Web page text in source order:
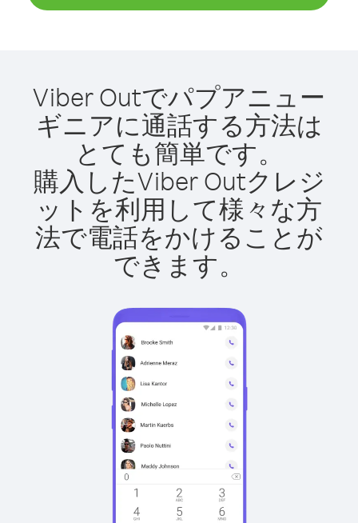
Viber Outでパプアニュー
ギニアに通話する方法は
とても簡単です。
購入したViber Outクレジ
ットを利用して様々な方
法で電話をかけることが
できます。